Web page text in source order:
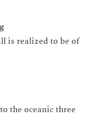
is realized to be of
the oceanic three